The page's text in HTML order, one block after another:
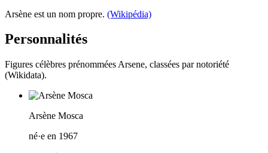
Arsène est un nom propre. (Wikipédia)
Personnalités
Figures célèbres prénommées Arsene, classées par notoriété
(Wikidata).
Arsène Mosca
né·e en 1967